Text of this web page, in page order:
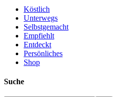
Köstlich
Unterwegs
Selbstgemacht
Empfiehlt
Entdeckt
Persönliches
Shop
Suche